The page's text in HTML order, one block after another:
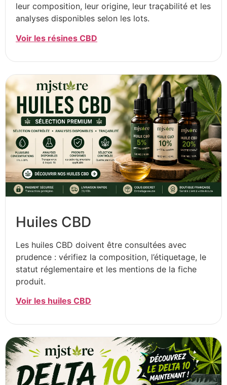
leur composition, leur origine, leur traçabilité et les
analyses disponibles selon les lots.
Voir les résines CBD
Huiles CBD
Les huiles CBD doivent être consultées avec
prudence : vérifiez la composition, l’étiquetage, le
statut réglementaire et les mentions de la fiche
produit.
Voir les huiles CBD